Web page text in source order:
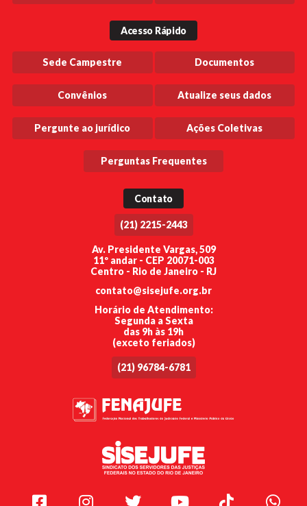
Acesso Rápido
Sede Campestre Documentos
Convênios Atualize seus dados
Pergunte ao jurídico Ações Coletivas
Perguntas Frequentes
Contato
(21) 2215-2443
Av. Presidente Vargas, 509
11º andar - CEP 20071-003
Centro - Rio de Janeiro - RJ
contato@sisejufe.org.br
Horário de Atendimento:
Segunda a Sexta
das 9h às 19h
(exceto feriados)
(21) 96784-6781
Facebook Instagram Twitter Youtube TikTok